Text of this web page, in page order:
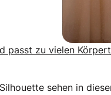
passt zu vielen
sehen in